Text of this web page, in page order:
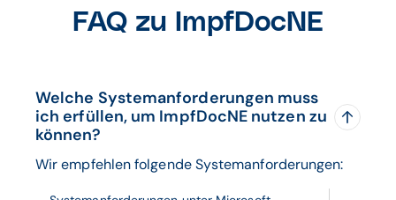
FAQ zu ImpfDocNE
Welche Systemanforderungen muss
ich erfüllen, um ImpfDocNE nutzen zu
können?
Wir empfehlen folgende Systemanforderungen: